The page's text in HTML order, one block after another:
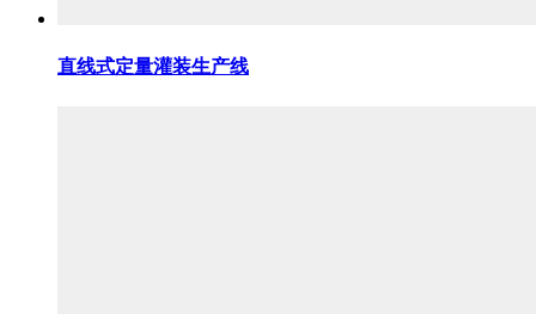
直线式定量灌装生产线